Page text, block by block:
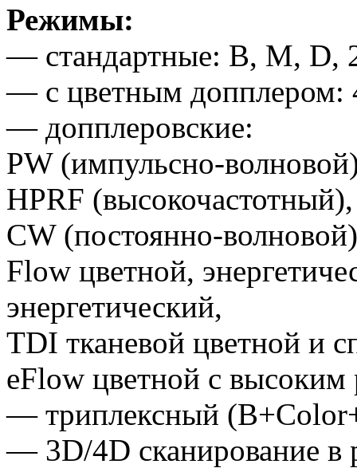
Режимы:
— стандартные: B, М, D,
— с цветным
— допплеровские:
PW (импульсно-
HPRF (высокочастотный),
CW (постоянно-
Flow цветной,
энергетический,
TDI тканевой цветной и
eFlow цветной с высоким
— триплексный
— 3D/4D сканирование в